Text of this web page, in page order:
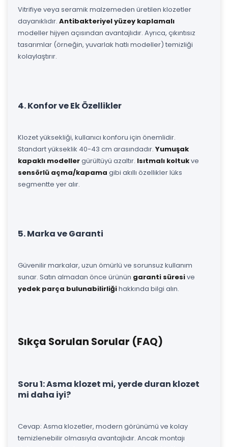
Vitrifiye veya seramik malzemeden üretilen klozetler
dayanıklıdır. Antibakteriyel yüzey kaplamalı
modeller hijyen açısından avantajlıdır. Ayrıca, çıkıntısız
tasarımlar (örneğin, yuvarlak hatlı modeller) temizliği
kolaylaştırır.
4. Konfor ve Ek Özellikler
Klozet yüksekliği, kullanıcı konforu için önemlidir.
Standart yükseklik 40-43 cm arasındadır. Yumuşak
kapaklı modellergürültüyü azaltır. Isıtmalı koltukve
sensörlü açma/kapama gibi akıllı özellikler lüks
segmentte yer alır.
5. Marka ve Garanti
Güvenilir markalar, uzun ömürlü ve sorunsuz kullanım
sunar. Satın almadan önce ürünün garanti süresive
yedek parça bulunabilirliğihakkında bilgi alın.
Sıkça Sorulan Sorular (FAQ)
Soru 1: Asma klozet mi, yerde duran klozet
mi daha iyi?
Cevap: Asma klozetler, modern görünümü ve kolay
temizlenebilir olmasıyla avantajlıdır. Ancak montajı